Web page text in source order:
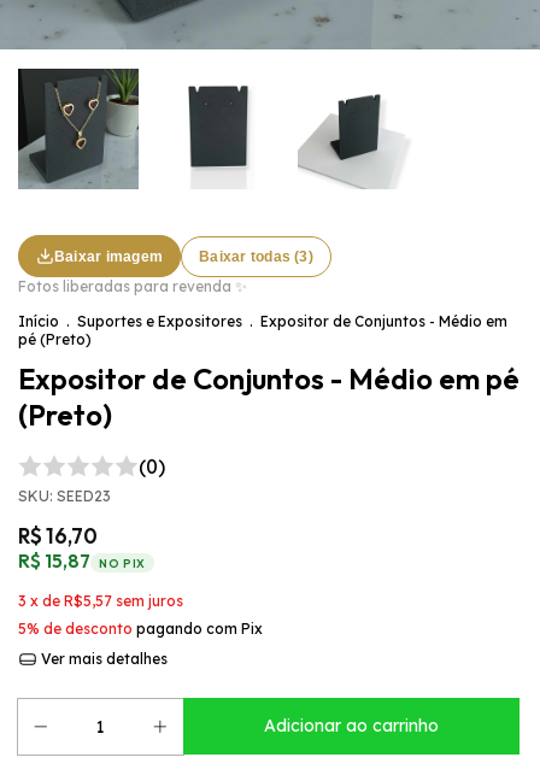
Baixar imagem Baixar todas (3)
Fotos liberadas para revenda ✨
Início . Suportes e Expositores . Expositor de Conjuntos - Médio em
pé (Preto)
Expositor de Conjuntos - Médio em pé
(Preto)
(0)
SKU: SEED23
R$ 16,70
R$ 15,87 NO PIX
3 x de R$5,57 sem juros
5% de desconto pagando com Pix
Ver mais detalhes